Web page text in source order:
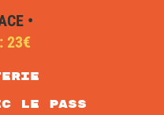
•
23€
LE PASS